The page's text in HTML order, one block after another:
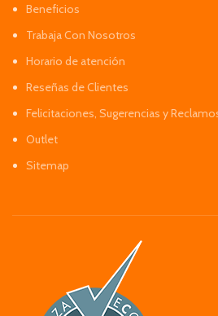
Beneficios
Trabaja Con Nosotros
Horario de atención
Reseñas de Clientes
Felicitaciones, Sugerencias y
Outlet
Sitemap